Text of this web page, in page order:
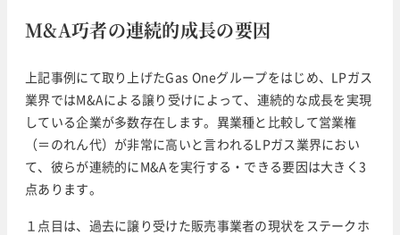
M&A巧者の連続的成長の要因
上記事例にて取り上げたGas Oneグループをはじめ、LPガス
業界ではM&Aによる譲り受けによって、連続的な成長を実現
している企業が多数存在します。異業種と比較して営業権
（＝のれん代）が非常に高いと言われるLPガス業界におい
て、彼らが連続的にM&Aを実行する・できる要因は大きく3
点あります。
１点目は、過去に譲り受けた販売事業者の現状をステークホ